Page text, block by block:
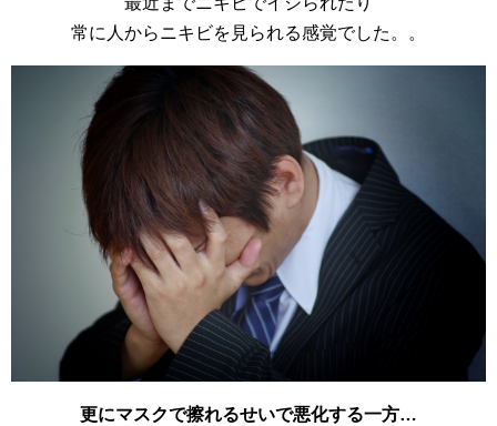
常に人からニキビを見られる感覚でした。。
更にマスクで擦れるせいで悪化する一方…